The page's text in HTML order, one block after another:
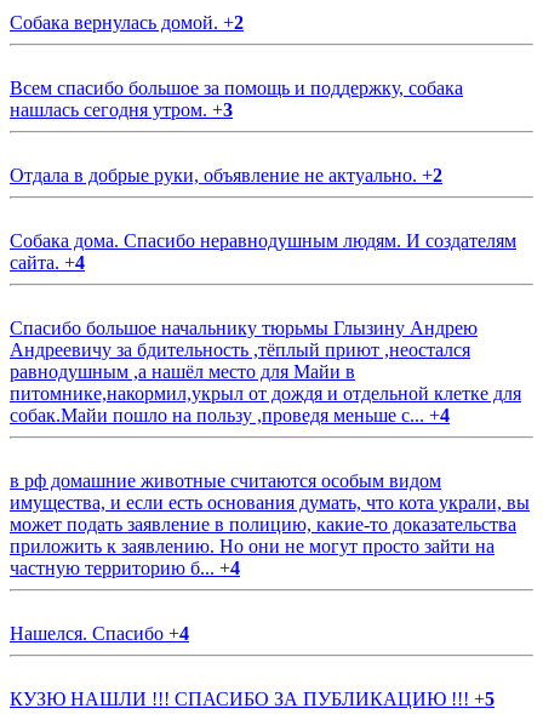
Собака вернулась домой. +2
Всем спасибо большое за помощь и поддержку, собака
нашлась сегодня утром. +3
Отдала в добрые руки, объявление не актуально. +2
Собака дома. Спасибо неравнодушным людям. И создателям
сайта. +4
Спасибо большое начальнику тюрьмы Глызину Андрею
Андреевичу за бдительность ,тёплый приют ,неостался
равнодушным ,а нашёл место для Майи в
питомнике,накормил,укрыл от дождя и отдельной клетке для
собак.Майи пошло на пользу ,проведя меньше с... +4
в рф домашние животные считаются особым видом
имущества, и если есть основания думать, что кота украли, вы
может подать заявление в полицию, какие-то доказательства
приложить к заявлению. Но они не могут просто зайти на
частную территорию б... +4
Нашелся. Спасибо +4
КУЗЮ НАШЛИ !!! СПАСИБО ЗА ПУБЛИКАЦИЮ !!! +5